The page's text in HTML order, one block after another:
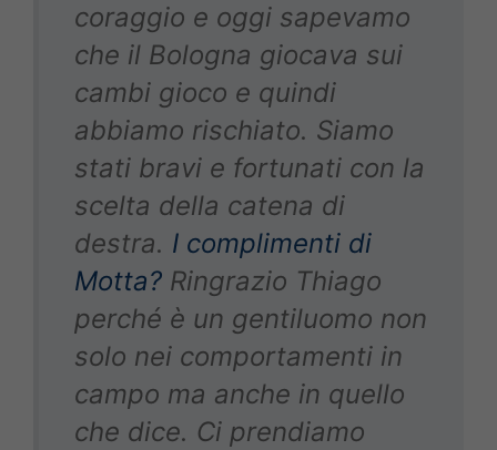
coraggio e oggi sapevamo
che il Bologna giocava sui
cambi gioco e quindi
abbiamo rischiato. Siamo
stati bravi e fortunati con la
scelta della catena di
destra. I complimenti di
Motta? Ringrazio Thiago
perché è un gentiluomo non
solo nei comportamenti in
campo ma anche in quello
che dice. Ci prendiamo